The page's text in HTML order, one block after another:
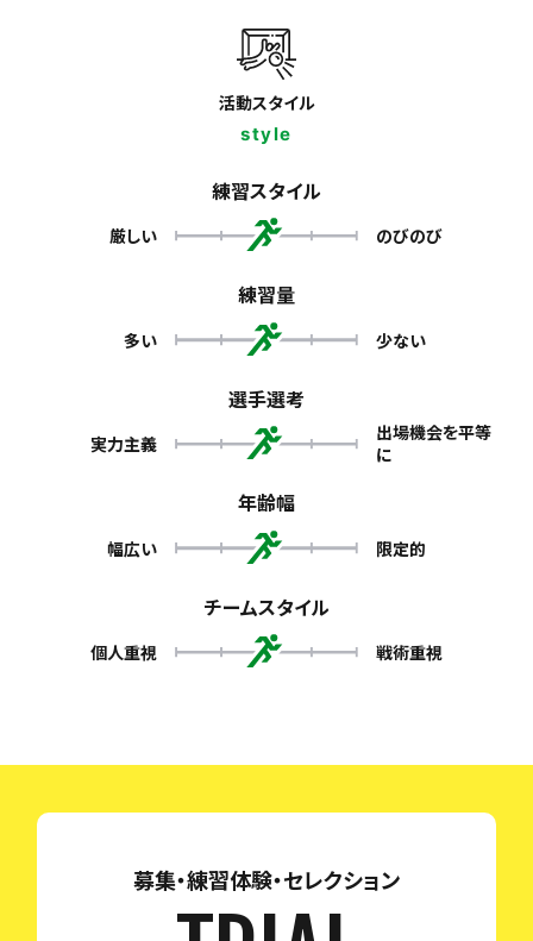
活動スタイル
style
練習スタイル
厳しい のびのび
練習量
多い 少ない
選手選考
実力主義
出場機会を平等
に
年齢幅
幅広い 限定的
チームスタイル
個人重視 戦術重視
募集・練習体験・セレクション